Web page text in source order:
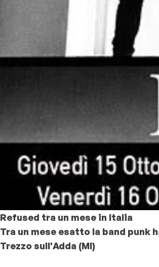
Refused tra un mese in Italia
Tra un mese esatto la band punk
Trezzo sull'Adda (MI)